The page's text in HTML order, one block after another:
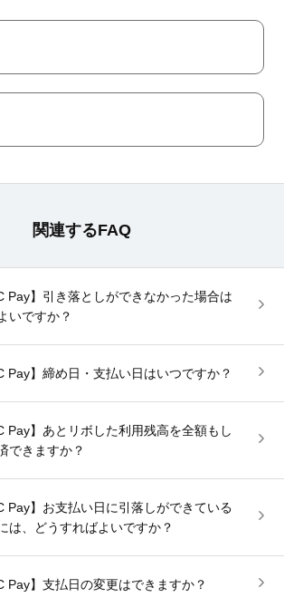
関連するFAQ
Pay】引き落としができなかった場合は
いですか？
Pay】締め日・支払い日はいつですか？
Pay】あとリボした利用残高を全額もし
できますか？
Pay】お支払い日に引落しができている
は、どうすればよいですか？
Pay】支払日の変更はできますか？